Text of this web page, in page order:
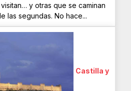
y otras que se caminan
las segundas. No hace...
Castilla y